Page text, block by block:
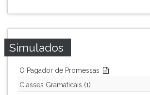
Simulados
O Pagador de Promessas
Classes Gramaticais (1)